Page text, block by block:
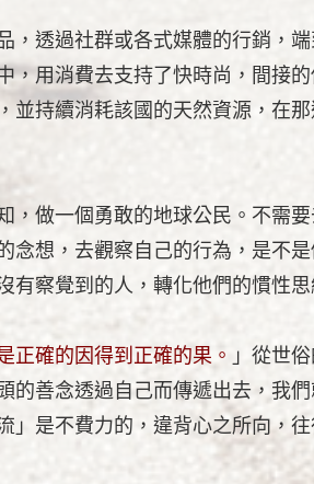
，透過社群或各式媒體的行銷，
，用消費去支持了快時尚，間接
並持續消耗該國的天然資源，在
，做一個勇敢的地球公民。不需
念想，去觀察自己的行為，是不
有察覺到的人，轉化他們的慣性思
正確的因得到正確的果。 」從世
的善念透過自己而傳遞出去，我
是不費力的，違背心之所向，